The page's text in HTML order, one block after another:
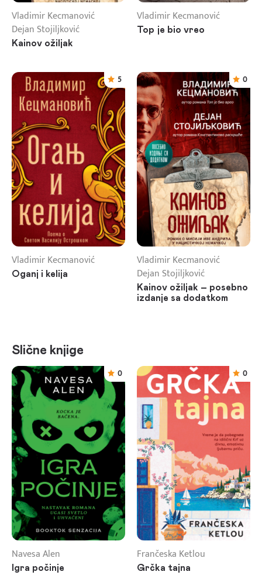
Vladimir Kecmanović
Dejan Stojiljković
Kainov ožiljak
Vladimir Kecmanović
Top je bio vreo
5
Vladimir Kecmanović
Oganj i kelija
0
Vladimir Kecmanović
Dejan Stojiljković
Kainov ožiljak – posebno
izdanje sa dodatkom
Slične knjige
0
Navesa Alen
Igra počinje
0
Frančeska Ketlou
Grčka tajna